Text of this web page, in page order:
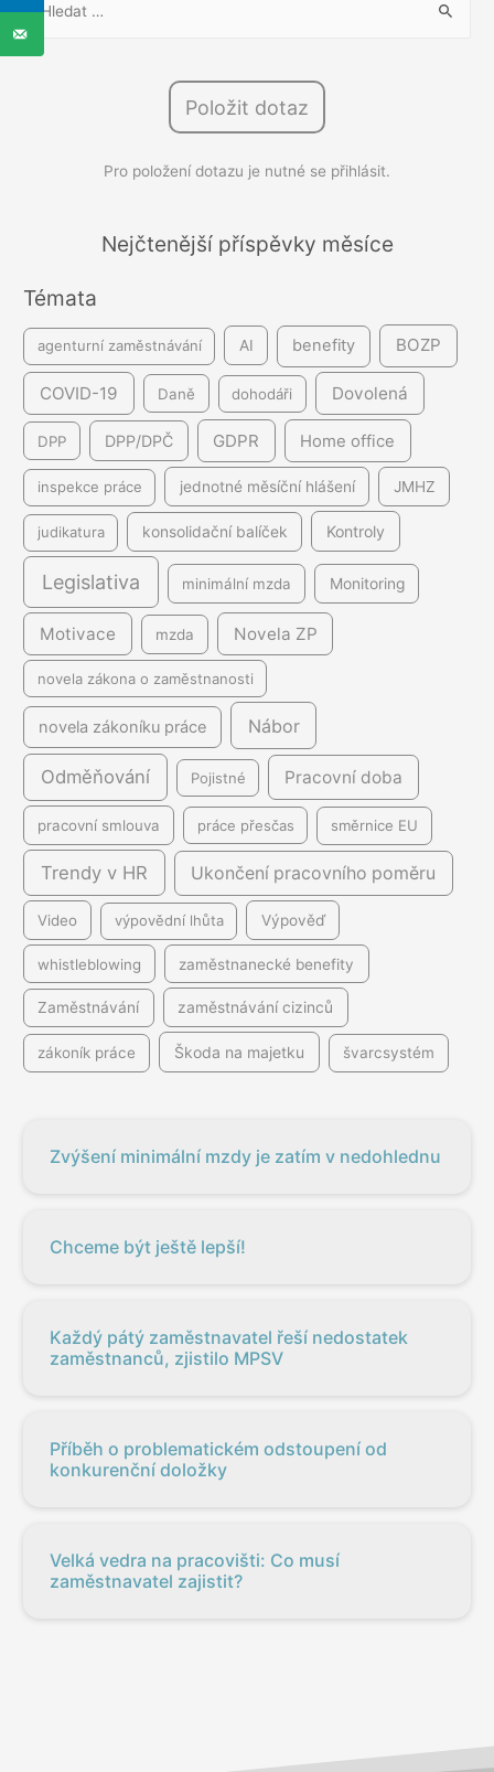
y
h
í
Položit dotaz
Pro položení dotazu je nutné se přihlásit.
Nejčtenější příspěvky měsíce
Témata
agenturní zaměstnávání AI benefity BOZP
COVID-19 Daně dohodáři Dovolená
DPP DPP/DPČ GDPR Home office
inspekce práce jednotné měsíční hlášení JMHZ
judikatura konsolidační balíček Kontroly
Legislativa minimální mzda Monitoring
Motivace mzda Novela ZP
novela zákona o zaměstnanosti
novela zákoníku práce Nábor
Odměňování Pojistné Pracovní doba
pracovní smlouva práce přesčas směrnice EU
Trendy v HR Ukončení pracovního poměru
Video výpovědní lhůta Výpověď
whistleblowing zaměstnanecké benefity
Zaměstnávání zaměstnávání cizinců
zákoník práce Škoda na majetku švarcsystém
Zvýšení minimální mzdy je zatím v nedohlednu
Chceme být ještě lepší!
Každý pátý zaměstnavatel řeší nedostatek
zaměstnanců, zjistilo MPSV
Příběh o problematickém odstoupení od
konkurenční doložky
Velká vedra na pracovišti: Co musí
zaměstnavatel zajistit?